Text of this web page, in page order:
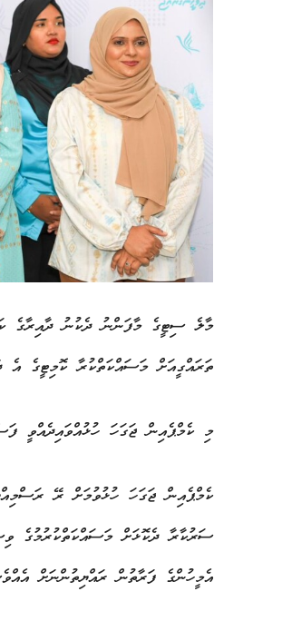
މާލެ ސިޓީގެ މާފަންނު ދެކުނު ދާއިރާގެ
ތަރައްގީއަށް މަސައްކަތްކުރާ ކޮމިޓީގެ އެ
މި ކެމްޕެއިން ޖަގަހަ ހުޅުއްވައިދެއްވީ
ކެމްޕެއިން ޖަގަހަ ހުޅުވުމަށް ރޭ
ސަރުކާރާ ދެކޮޅަށް މަސައްކަތްކުރުމުގެ
އެމީހުންގެ ފަރާތުން ރައްޔިތުންނަށް